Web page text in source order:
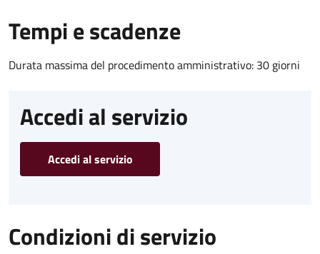
Tempi e scadenze
Durata massima del procedimento amministrativo: 30 giorni
Accedi al servizio
Accedi al servizio
Condizioni di servizio